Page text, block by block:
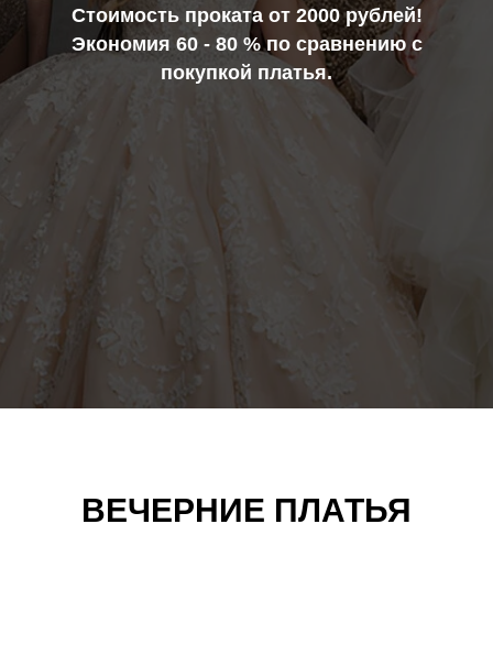
Стоимость проката от 2000 рублей!
Экономия 60 - 80 % по сравнению с
покупкой платья.
ВЕЧЕРНИЕ ПЛАТЬЯ